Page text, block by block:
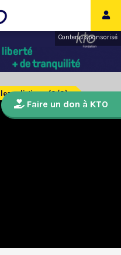
Contenu sponsorisé
les religions (3/3)
Faire un don à KTO